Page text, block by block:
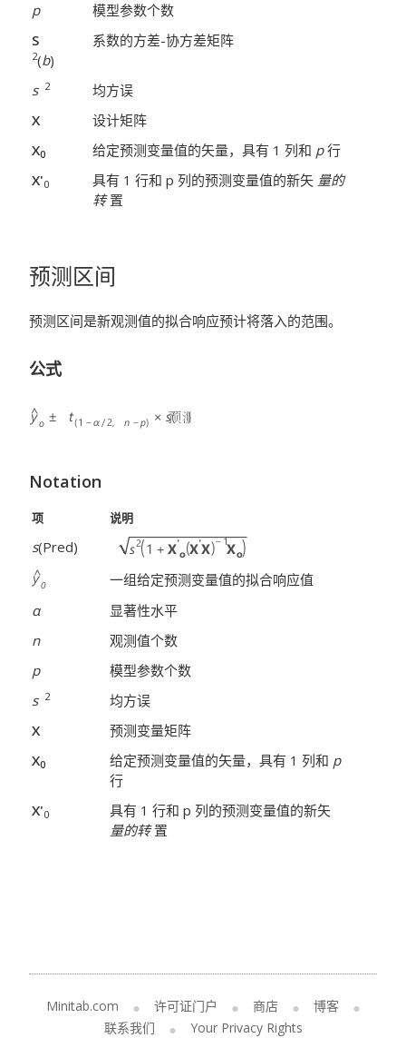
p
模型参数个数
S
2(b)
系数的方差-协方差矩阵
s 2
均方误
X
设计矩阵
X0 给定预测变量值的矢量，具有 1 列和 p行
X'0 具有 1 行和 p 列的预测变量值的新矢 量的
转置
预测区间
预测区间是新观测值的拟合响应预计将落入的范围。
公式
Notation
项 说明
s(Pred)
一组给定预测变量值的拟合响应值
α
显著性水平
n
观测值个数
p
模型参数个数
s 2
均方误
X
预测变量矩阵
X0 给定预测变量值的矢量，具有 1 列和 p
行
X'0
具有 1 行和 p 列的预测变量值的新矢
量的转置
Minitab.com 许可证门户 商店
博客
联系我们
Your Privacy Rights